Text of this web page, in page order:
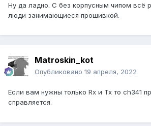
Ну да ладно. С без корпусным чипом всё
люди занимающиеся прошивкой.
Matroskin_kot
Опубликовано 19 апреля, 2022
Если вам нужны только Rx и Tx то ch341
справляется.